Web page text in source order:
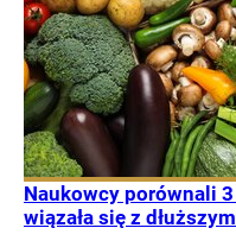
Naukowcy porównali
wiązała się z